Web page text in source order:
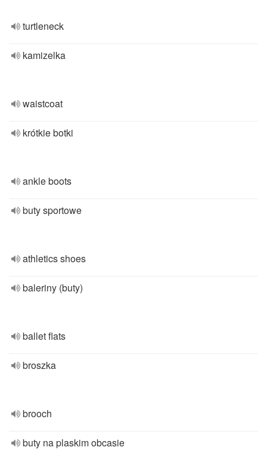
turtleneck
kamizelka
waistcoat
krótkie botki
ankle boots
buty sportowe
athletics shoes
baleriny (buty)
ballet flats
broszka
brooch
buty na plaskim obcasie